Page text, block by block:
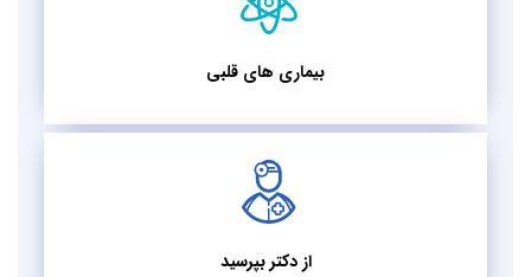
بیماری های قلبی
از دکتر بپرسید